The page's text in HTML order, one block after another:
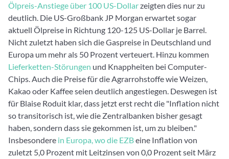
Ölpreis-Anstiege über 100 US-Dollarzeigten dies nur zu
deutlich. Die US-Großbank JP Morgan erwartet sogar
aktuell Ölpreise in Richtung 120-125 US-Dollar je Barrel.
Nicht zuletzt haben sich die Gaspreise in Deutschland und
Europa um mehr als 50 Prozent verteuert. Hinzu kommen
Lieferketten-Störungen und Knappheiten bei Computer-
Chips. Auch die Preise für die Agrarrohstoffe wie Weizen,
Kakao oder Kaffee seien deutlich angestiegen. Deswegen ist
für Blaise Roduit klar, dass jetzt erst recht die "Inflation nicht
so transitorisch ist, wie die Zentralbanken bisher gesagt
haben, sondern dass sie gekommen ist, um zu bleiben."
Insbesondere in Europa, wo die EZBeine Inflation von
zuletzt 5,0 Prozent mit Leitzinsen von 0,0 Prozent seit März